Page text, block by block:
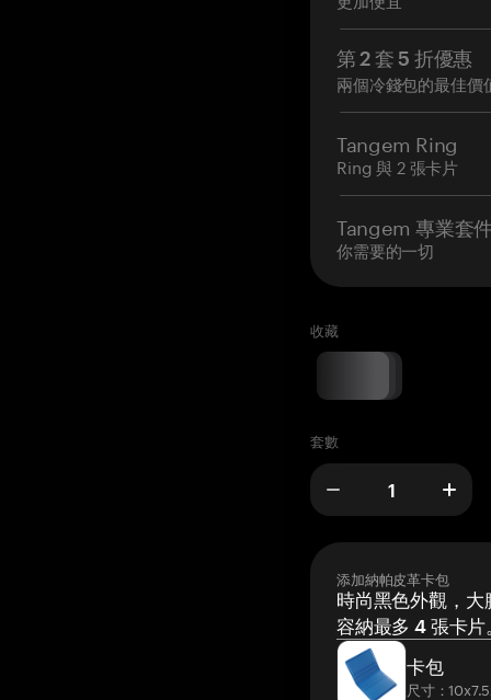
第 2 套 5 折優惠
兩個冷錢包的最佳價
Tangem Ring
Ring 與 2 張卡片
Tangem 專業套
你需要的一切
收藏
套數
添加納帕皮革卡包
時尚黑色外觀，大
容納最多 4 張卡片
卡包
尺寸：